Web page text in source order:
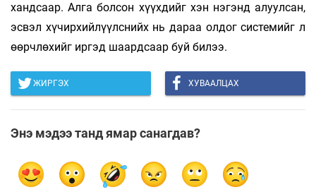
хандсаар. Алга болсон хүүхдийг хэн нэгэнд алуулсан,
эсвэл хүчирхийлүүлснийх нь дараа олдог системийг л
өөрчлөхийг иргэд шаардсаар буй билээ.
ЖИРГЭХ ХУВААЛЦАХ
Энэ мэдээ танд ямар санагдав?